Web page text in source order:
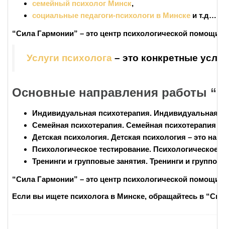
семейный психолог Минск,
социальные педагоги-психологи в Минске и т.д…
“Сила Гармонии” – это центр психологической
Услуги психолога – это конкретные
Основные направления работы
Индивидуальная психотерапия. Индивидуальная
Семейная психотерапия. Семейная психотерапия
Детская психология. Детская психология – это
Психологическое тестирование. Психологическое
Тренинги и групповые занятия. Тренинги и
“Сила Гармонии” – это центр психологической
Если вы ищете психолога в Минске, обращайтесь в